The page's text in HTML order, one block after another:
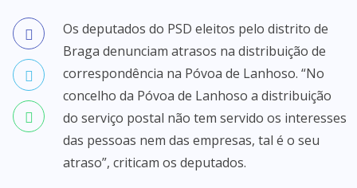
Os deputados do PSD eleitos pelo distrito de
Braga denunciam atrasos na distribuição de
correspondência na Póvoa de Lanhoso. “No
concelho da Póvoa de Lanhoso a distribuição
do serviço postal não tem servido os interesses
das pessoas nem das empresas, tal é o seu
atraso”, criticam os deputados.